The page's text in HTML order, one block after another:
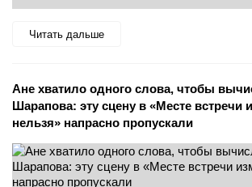
Читать дальше
Ане хватило одного слова, чтобы
Шарапова: эту сцену в «Месте встречи
нельзя» напрасно пропускали